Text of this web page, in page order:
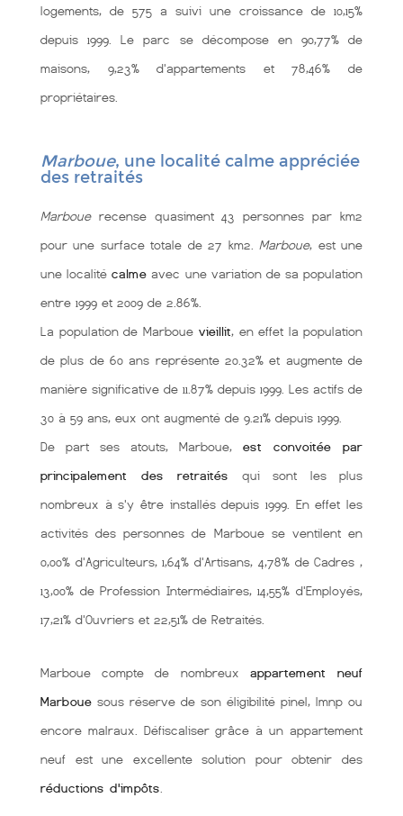
logements, de 575 a suivi une croissance de 10,15%
depuis 1999. Le parc se décompose en 90,77% de
maisons, 9,23% d'appartements et 78,46% de
propriétaires.
Marboue, une localité calme appréciée
des retraités
Marbouerecense quasiment 43 personnes par km2
pour une surface totale de 27 km2. Marboue, est une
une localitécalme avec une variation de sa population
entre 1999 et 2009 de 2.86%.
La population de Marbouevieillit, en effet la population
de plus de 60 ans représente 20.32% et augmente de
manière significative de 11.87% depuis 1999. Les actifs de
30 à 59 ans, eux ont augmenté de 9.21% depuis 1999.
De part ses atouts, Marboue, est convoitée par
principalement des retraités qui sont les plus
nombreux à s'y être installés depuis 1999. En effet les
activités des personnes de Marboue se ventilent en
0,00% d'Agriculteurs, 1,64% d'Artisans, 4,78% de Cadres ,
13,00% de Profession Intermédiaires, 14,55% d'Employés,
17,21% d'Ouvriers et 22,51% de Retraités.
Marboue compte de nombreux appartement neuf
Marboue sous réserve de son éligibilité pinel, lmnp ou
encore malraux. Défiscaliser grâce à un appartement
neuf est une excellente solution pour obtenir des
réductions d'impôts